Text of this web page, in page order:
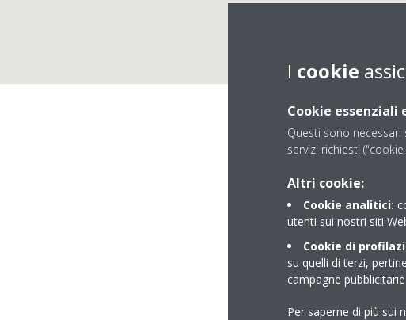
VIA CANDIDO ZERBI 20
I cookie
Cookie essenziali
Questi sono
servizi richiesti ("cookie
Altri cookie:
Cookie analitici:
utenti sui nostri siti
Cookie di
su quelli di terzi,
campagne pubblicitarie
Per saperne di più sui